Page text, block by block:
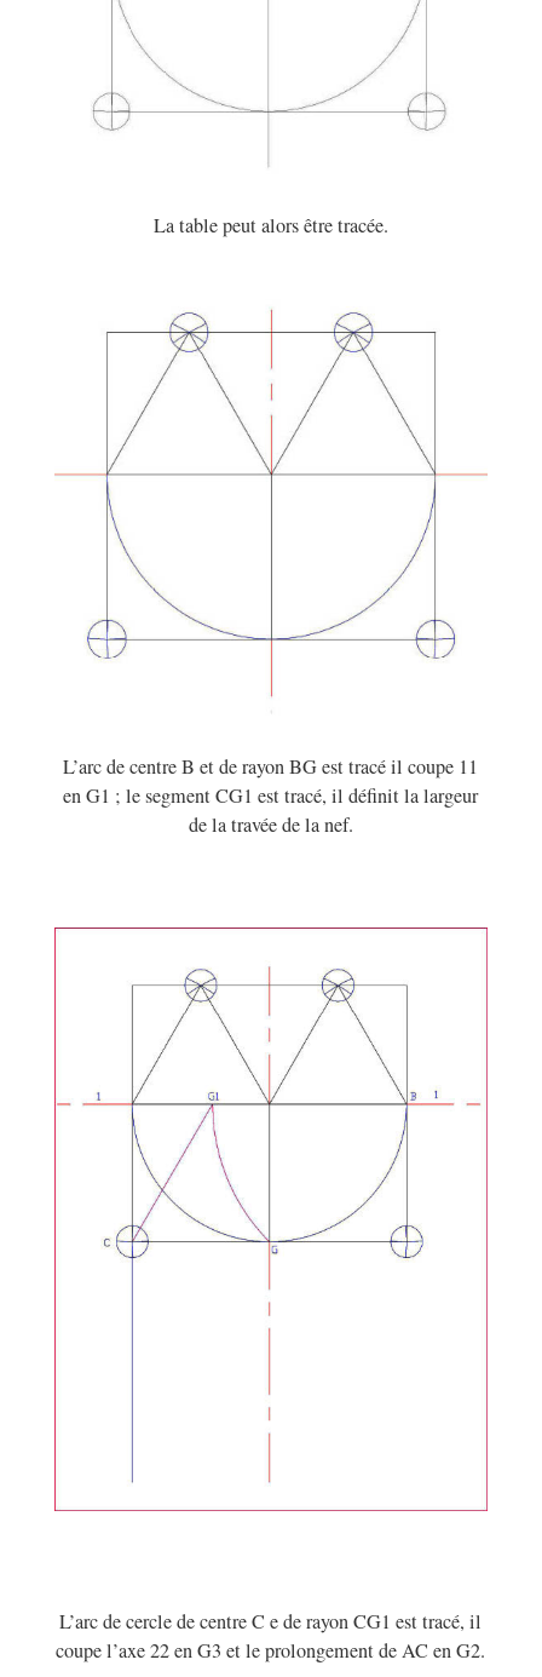
La table peut alors être tracée.
L’arc de centre B et de rayon BG est tracé il coupe 11
en G1 ; le segment CG1 est tracé, il définit la largeur
de la travée de la nef.
L’arc de cercle de centre C e de rayon CG1 est tracé, il
coupe l’axe 22 en G3 et le prolongement de AC en G2.